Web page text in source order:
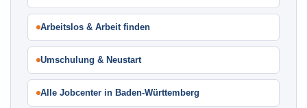
Arbeitslos & Arbeit finden
Umschulung & Neustart
Alle Jobcenter in Baden-Württemberg